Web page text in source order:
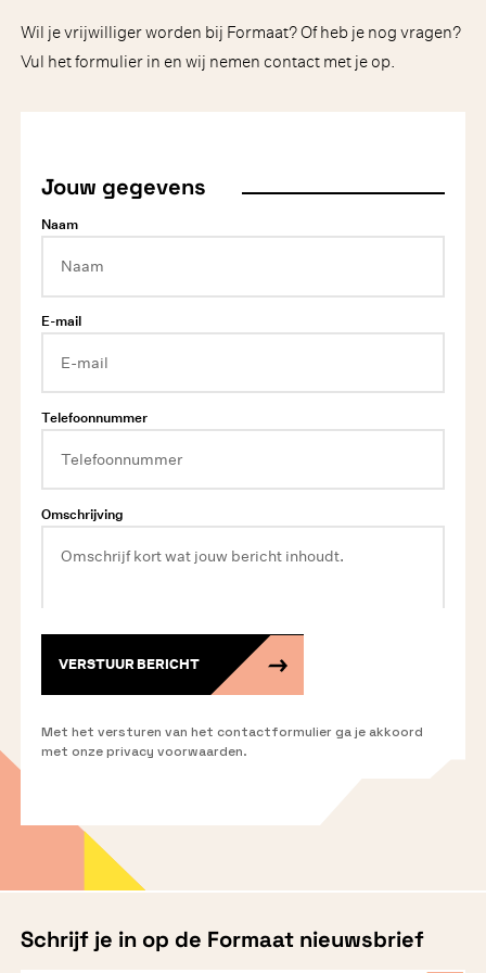
Wil je vrijwilliger worden bij Formaat? Of heb je nog vragen?
Vul het formulier in en wij nemen contact met je op.
Jouw gegevens
Naam
E-mail
Telefoonnummer
Omschrijving
VERSTUUR BERICHT
Met het versturen van het contactformulier ga je akkoord
met onze privacy voorwaarden.
Schrijf je in op de Formaat nieuwsbrief